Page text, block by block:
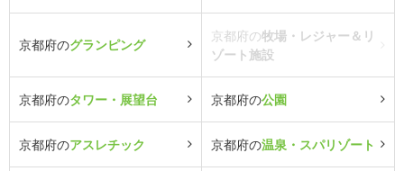
京都府のグランピング
京都府の牧場・レジャー＆リ
ゾート施設
京都府のタワー・展望台 京都府の公園
京都府のアスレチック 京都府の温泉・スパリゾート